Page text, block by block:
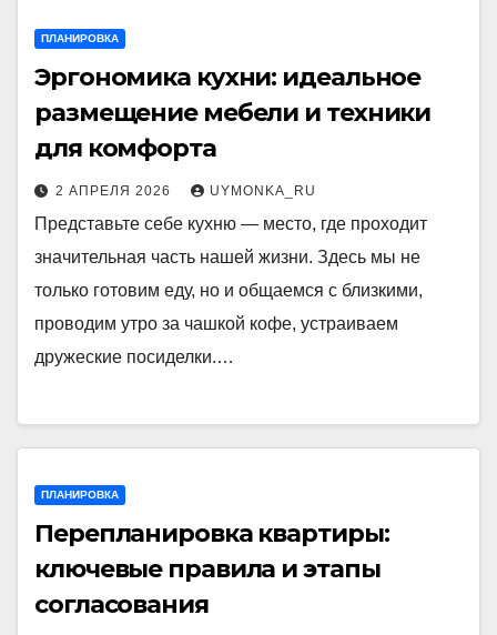
ПЛАНИРОВКА
Эргономика кухни: идеальное
размещение мебели и техники
для комфорта
2 АПРЕЛЯ 2026 UYMONKA_RU
Представьте себе кухню — место, где проходит
значительная часть нашей жизни. Здесь мы не
только готовим еду, но и общаемся с близкими,
проводим утро за чашкой кофе, устраиваем
дружеские посиделки.…
ПЛАНИРОВКА
Перепланировка квартиры:
ключевые правила и этапы
согласования